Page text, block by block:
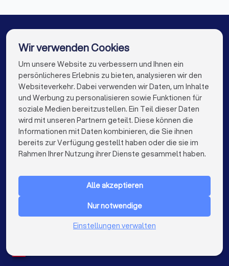
DJs in Nürnberg
DJs in Hannover
DJs in Leipzig
DJs in Duisburg
DJs in Bochum
DJs in Wuppertal
DJs in Bielefeld
DJs in Bonn
DJs in Münster
DJs in der Nähe
Die besten DJs für Sie
info@trustlocal.de
FÜR PRIVATPERSONEN
Niederlande
Wir verwenden Cookies
Um unsere Website zu verbessern und Ihnen ein
persönlicheres Erlebnis zu bieten, analysieren wir den
Websiteverkehr. Dabei verwenden wir Daten, um Inhalte
und Werbung zu personalisieren sowie Funktionen für
soziale Medien bereitzustellen. Ein Teil dieser Daten
wird mit unseren Partnern geteilt. Diese können die
Informationen mit Daten kombinieren, die Sie ihnen
bereits zur Verfügung gestellt haben oder die sie im
Rahmen Ihrer Nutzung ihrer Dienste gesammelt haben.
Alle akzeptieren
Nur notwendige
Einstellungen verwalten